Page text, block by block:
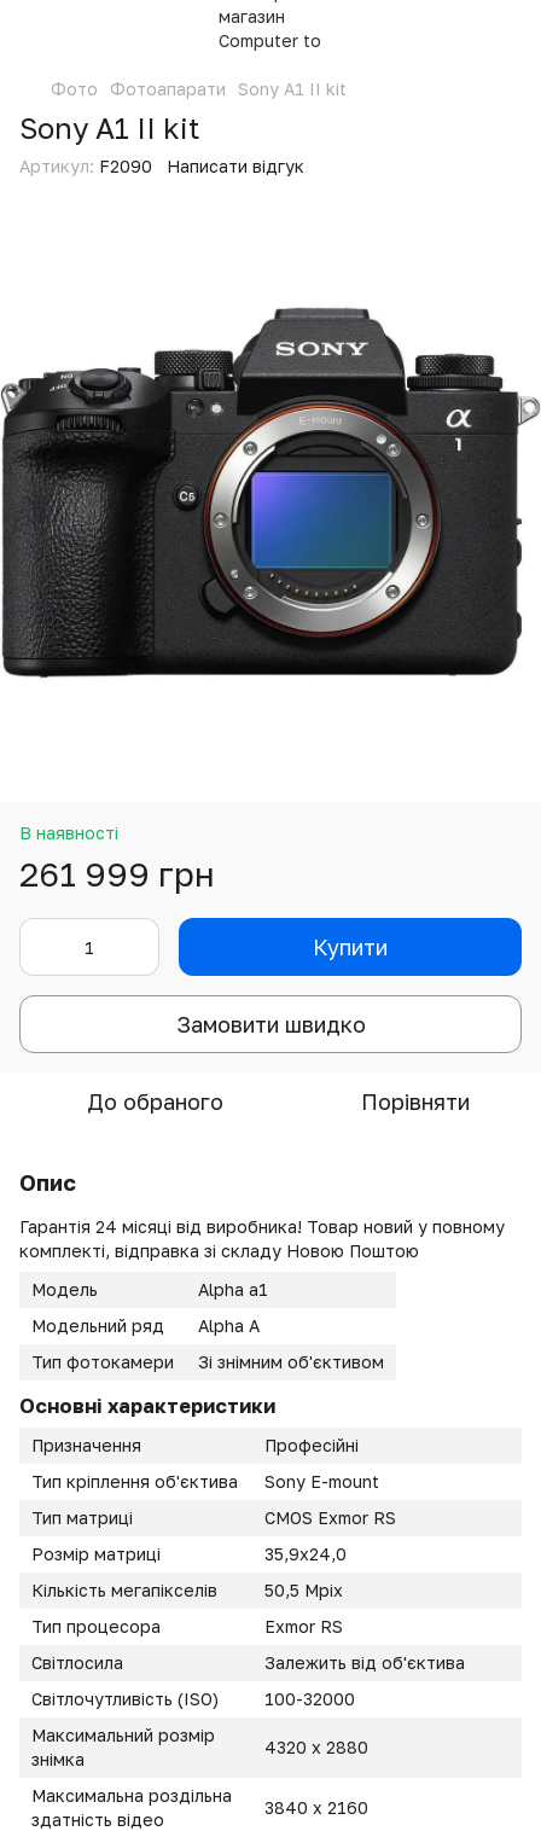
Фото Фотоапарати Sony A1 II kit
Sony A1 II kit
Артикул: F2090 Написати відгук
В наявності
261 999 грн
Купити
Замовити швидко
До обраного Порівняти
Опис
Гарантія 24 місяці від виробника! Товар новий у повному
комплекті, відправка зі складу Новою Поштою
Модель
Alpha a1
Модельний ряд
Alpha A
Тип фотокамери
Зі знімним об'єктивом
Основні характеристики
Призначення
Професійні
Тип кріплення об'єктива
Sony E-mount
Тип матриці
CMOS Exmor RS
Розмір матриці
35,9х24,0
Кількість мегапікселів
50,5 Mpix
Тип процесора
Exmor RS
Світлосила
Залежить від об'єктива
Світлочутливість (ISO)
100-32000
Максимальний розмір
знімка
4320 x 2880
Максимальна роздільна
здатність відео
3840 x 2160